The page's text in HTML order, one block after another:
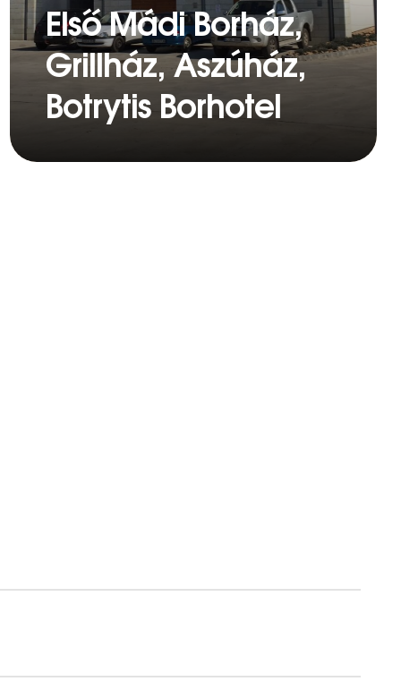
Első Mádi Borház,
Grillház, Aszúház,
Botrytis Borhotel